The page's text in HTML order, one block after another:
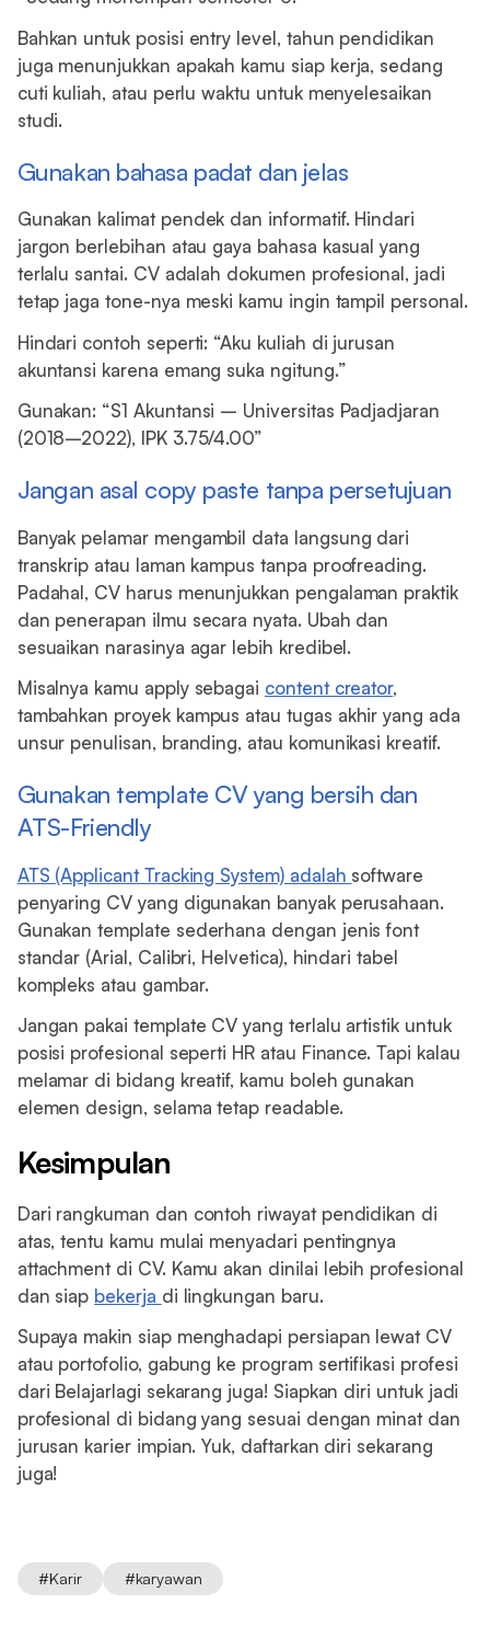
Bahkan untuk posisi entry level, tahun pendidikan
juga menunjukkan apakah kamu siap kerja, sedang
cuti kuliah, atau perlu waktu untuk menyelesaikan
studi.
Gunakan bahasa padat dan jelas
Gunakan kalimat pendek dan informatif. Hindari
jargon berlebihan atau gaya bahasa kasual yang
terlalu santai. CV adalah dokumen profesional, jadi
tetap jaga tone-nya meski kamu ingin tampil personal.
Hindari contoh seperti: “Aku kuliah di jurusan
akuntansi karena emang suka ngitung.”
Gunakan: “S1 Akuntansi – Universitas Padjadjaran
(2018–2022), IPK 3.75/4.00”
Jangan asal copy paste tanpa persetujuan
Banyak pelamar mengambil data langsung dari
transkrip atau laman kampus tanpa proofreading.
Padahal, CV harus menunjukkan pengalaman praktik
dan penerapan ilmu secara nyata. Ubah dan
sesuaikan narasinya agar lebih kredibel.
Misalnya kamu apply sebagai content creator,
tambahkan proyek kampus atau tugas akhir yang ada
unsur penulisan, branding, atau komunikasi kreatif.
Gunakan template CV yang bersih dan
ATS-Friendly
ATS (Applicant Tracking System) adalah software
penyaring CV yang digunakan banyak perusahaan.
Gunakan template sederhana dengan jenis font
standar (Arial, Calibri, Helvetica), hindari tabel
kompleks atau gambar.
Jangan pakai template CV yang terlalu artistik untuk
posisi profesional seperti HR atau Finance. Tapi kalau
melamar di bidang kreatif, kamu boleh gunakan
elemen design, selama tetap readable.
Kesimpulan
Dari rangkuman dan contoh riwayat pendidikan di
atas, tentu kamu mulai menyadari pentingnya
attachment di CV. Kamu akan dinilai lebih profesional
dan siap bekerja di lingkungan baru.
Supaya makin siap menghadapi persiapan lewat CV
atau portofolio, gabung ke program sertifikasi profesi
dari Belajarlagi sekarang juga! Siapkan diri untuk jadi
profesional di bidang yang sesuai dengan minat dan
jurusan karier impian. Yuk, daftarkan diri sekarang
juga!
#Karir #karyawan